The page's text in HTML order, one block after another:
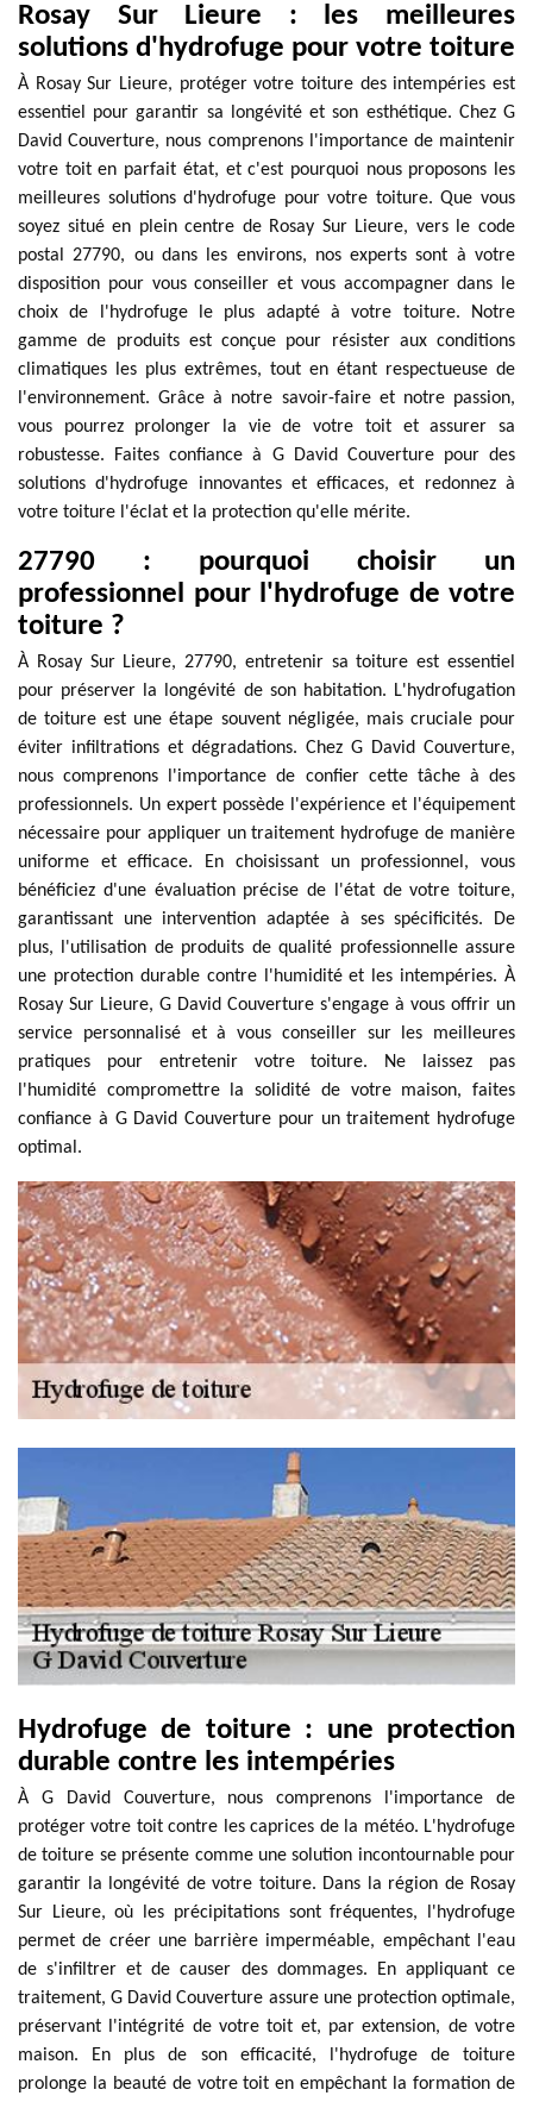
Rosay Sur Lieure : les meilleures
solutions d'hydrofuge pour votre toiture
À Rosay Sur Lieure, protéger votre toiture des intempéries est
essentiel pour garantir sa longévité et son esthétique. Chez G
David Couverture, nous comprenons l'importance de maintenir
votre toit en parfait état, et c'est pourquoi nous proposons les
meilleures solutions d'hydrofuge pour votre toiture. Que vous
soyez situé en plein centre de Rosay Sur Lieure, vers le code
postal 27790, ou dans les environs, nos experts sont à votre
disposition pour vous conseiller et vous accompagner dans le
choix de l'hydrofuge le plus adapté à votre toiture. Notre
gamme de produits est conçue pour résister aux conditions
climatiques les plus extrêmes, tout en étant respectueuse de
l'environnement. Grâce à notre savoir-faire et notre passion,
vous pourrez prolonger la vie de votre toit et assurer sa
robustesse. Faites confiance à G David Couverture pour des
solutions d'hydrofuge innovantes et efficaces, et redonnez à
votre toiture l'éclat et la protection qu'elle mérite.
27790 : pourquoi choisir un
professionnel pour l'hydrofuge de votre
toiture ?
À Rosay Sur Lieure, 27790, entretenir sa toiture est essentiel
pour préserver la longévité de son habitation. L'hydrofugation
de toiture est une étape souvent négligée, mais cruciale pour
éviter infiltrations et dégradations. Chez G David Couverture,
nous comprenons l'importance de confier cette tâche à des
professionnels. Un expert possède l'expérience et l'équipement
nécessaire pour appliquer un traitement hydrofuge de manière
uniforme et efficace. En choisissant un professionnel, vous
bénéficiez d'une évaluation précise de l'état de votre toiture,
garantissant une intervention adaptée à ses spécificités. De
plus, l'utilisation de produits de qualité professionnelle assure
une protection durable contre l'humidité et les intempéries. À
Rosay Sur Lieure, G David Couverture s'engage à vous offrir un
service personnalisé et à vous conseiller sur les meilleures
pratiques pour entretenir votre toiture. Ne laissez pas
l'humidité compromettre la solidité de votre maison, faites
confiance à G David Couverture pour un traitement hydrofuge
optimal.
Hydrofuge de toiture : une protection
durable contre les intempéries
À G David Couverture, nous comprenons l'importance de
protéger votre toit contre les caprices de la météo. L'hydrofuge
de toiture se présente comme une solution incontournable pour
garantir la longévité de votre toiture. Dans la région de Rosay
Sur Lieure, où les précipitations sont fréquentes, l'hydrofuge
permet de créer une barrière imperméable, empêchant l'eau
de s'infiltrer et de causer des dommages. En appliquant ce
traitement, G David Couverture assure une protection optimale,
préservant l'intégrité de votre toit et, par extension, de votre
maison. En plus de son efficacité, l'hydrofuge de toiture
prolonge la beauté de votre toit en empêchant la formation de